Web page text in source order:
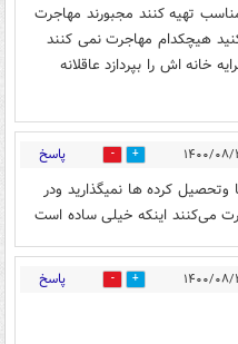
تهیه کنند مجبورند مهاجرت
کنید هیچکدام مهاجرت نمی کنند
خانه اش را بپردازد عاقلانه
10 پاسخ
وتحصیل کرده ها نمیگذارید ودر
می‌کنند اینکه خیلی ساده است
8 پاسخ